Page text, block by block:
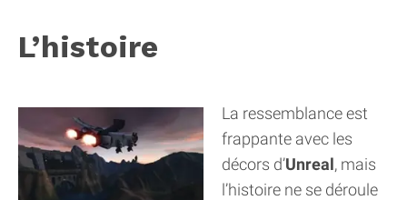
L’histoire
La ressemblance est
frappante avec les
décors d’Unreal, mais
l’histoire ne se déroule